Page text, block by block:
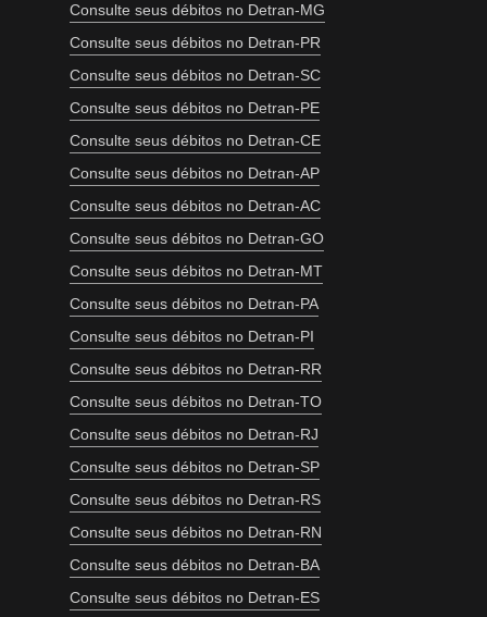
Consulte seus débitos no Detran-MG
Consulte seus débitos no Detran-PR
Consulte seus débitos no Detran-SC
Consulte seus débitos no Detran-PE
Consulte seus débitos no Detran-CE
Consulte seus débitos no Detran-AP
Consulte seus débitos no Detran-AC
Consulte seus débitos no Detran-GO
Consulte seus débitos no Detran-MT
Consulte seus débitos no Detran-PA
Consulte seus débitos no Detran-PI
Consulte seus débitos no Detran-RR
Consulte seus débitos no Detran-TO
Consulte seus débitos no Detran-RJ
Consulte seus débitos no Detran-SP
Consulte seus débitos no Detran-RS
Consulte seus débitos no Detran-RN
Consulte seus débitos no Detran-BA
Consulte seus débitos no Detran-ES